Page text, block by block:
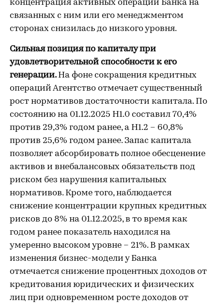
концентрация активных операций Банка на
связанных с ним или его менеджментом
сторонах снизилась до низкого уровня.
Сильная позиция по капиталу при
удовлетворительной способности к его
генерации. На фоне сокращения кредитных
операций Агентство отмечает существенный
рост нормативов достаточности капитала. По
состоянию на 01.12.2025 Н1.0 составил 70,4%
против 29,3% годом ранее, а Н1.2 – 60,8%
против 25,6% годом ранее. Запас капитала
позволяет абсорбировать полное обесценение
активов и внебалансовых обязательств под
риском без нарушения капитальных
нормативов. Кроме того, наблюдается
снижение концентрации крупных кредитных
рисков до 8% на 01.12.2025, в то время как
годом ранее показатель находился на
умеренно высоком уровне – 21%. В рамках
изменения бизнес-модели у Банка
отмечается снижение процентных доходов от
кредитования юридических и физических
лиц при одновременном росте доходов от